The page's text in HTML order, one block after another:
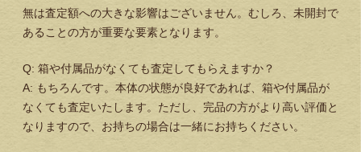
無は査定額への大きな影響はございません。むしろ、未開封で
あることの方が重要な要素となります。
Q: 箱や付属品がなくても査定してもらえますか？
A: もちろんです。本体の状態が良好であれば、箱や付属品が
なくても査定いたします。ただし、完品の方がより高い評価と
なりますので、お持ちの場合は一緒にお持ちください。